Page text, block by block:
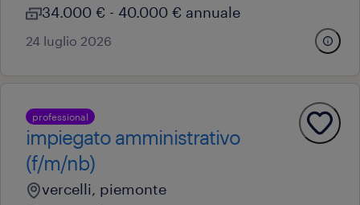
34.000 € - 40.000 € annuale
24 luglio 2026
professional
impiegato amministrativo
(f/m/nb)
vercelli, piemonte